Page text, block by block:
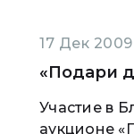
17 Дек 2009
«Подари
Участие в
аукционе